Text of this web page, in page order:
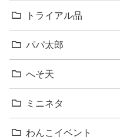
トライアル品
パパ太郎
へそ天
ミニネタ
わんこイベント